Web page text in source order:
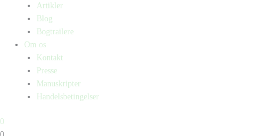
Artikler
Blog
Bogtrailere
Om os
Kontakt
Presse
Manuskripter
Handelsbetingelser
0